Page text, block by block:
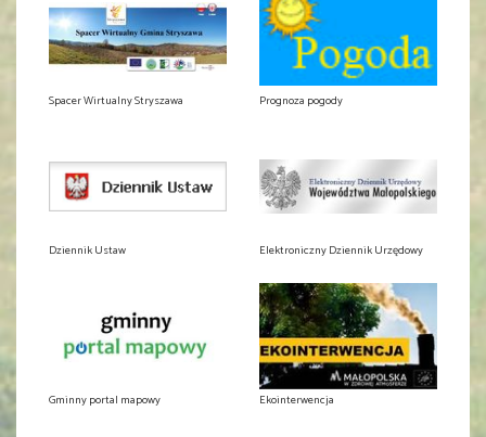
Spacer Wirtualny Stryszawa Prognoza pogody
Dziennik Ustaw Elektroniczny Dziennik Urzędowy
Gminny portal mapowy Ekointerwencja